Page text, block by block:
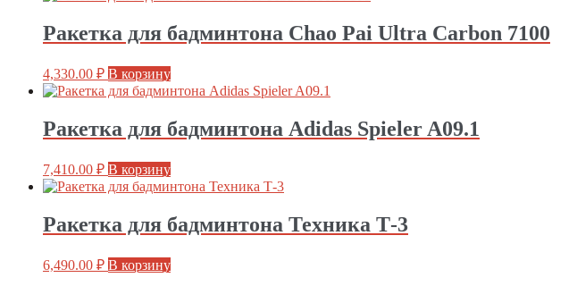
Ракетка для бадминтона Chao Pai Ultra Carbon 7100
4,330.00 ₽ В корзину
Ракетка для бадминтона Adidas Spieler A09.1
7,410.00 ₽ В корзину
Ракетка для бадминтона Техника Т-3
6,490.00 ₽ В корзину